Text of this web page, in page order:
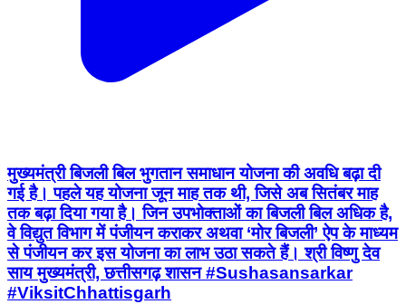
मुख्यमंत्री बिजली बिल भुगतान समाधान योजना की अवधि बढ़ा दी
गई है। पहले यह योजना जून माह तक थी, जिसे अब सितंबर माह
तक बढ़ा दिया गया है। जिन उपभोक्ताओं का बिजली बिल अधिक है,
वे विद्युत विभाग में पंजीयन कराकर अथवा ‘मोर बिजली’ ऐप के माध्यम
से पंजीयन कर इस योजना का लाभ उठा सकते हैं। श्री विष्णु देव
साय मुख्यमंत्री, छत्तीसगढ़ शासन #Sushasansarkar
#ViksitChhattisgarh